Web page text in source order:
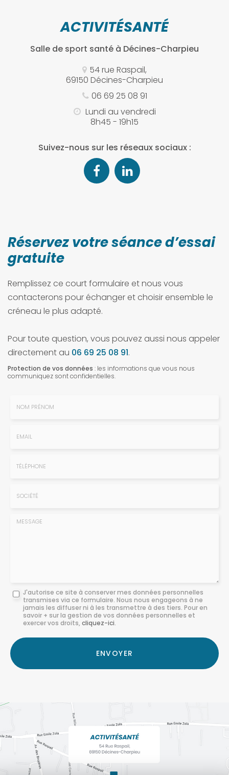
ACTIVITÉSANTÉ
Salle de sport santé à Décines-Charpieu
54 rue Raspail,
69150 Décines-Charpieu
06 69 25 08 91
Lundi au vendredi
8h45 - 19h15
Suivez-nous sur les réseaux sociaux :
Réservez votre séance d’essai
gratuite
Remplissez ce court formulaire et nous vous
contacterons pour échanger et choisir ensemble le
créneau le plus adapté.
Pour toute question, vous pouvez aussi nous appeler
directement au 06 69 25 08 91.
Protection de vos données : les informations que vous nous
communiquez sont confidentielles.
Message
J'autorise ce site à conserver mes données personnelles
transmises via ce formulaire. Nous nous engageons à ne
jamais les diffuser ni à les transmettre à des tiers. Pour en
savoir + sur la gestion de vos données personnelles et
exercer vos droits, cliquez-ici.
Acceptation
RGPD
*
ENVOYER